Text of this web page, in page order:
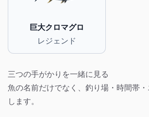
巨大クロマグロ
レジェンド
三つの手がかりを一緒に見る
魚の名前だけでなく、釣り場・時間帯
します。